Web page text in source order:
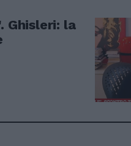
Ghisleri: la